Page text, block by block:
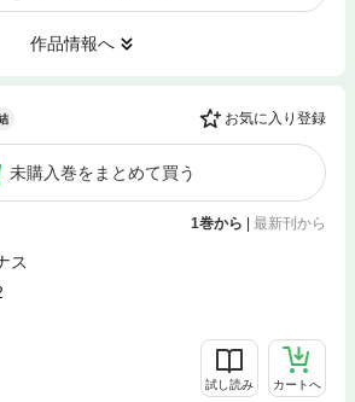
作品情報へ
お気に入り登録
未購入巻をまとめて買う
1巻から | 最新刊から
ス
試し読み カートへ